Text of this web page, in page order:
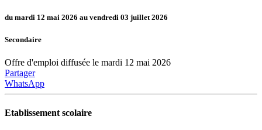
du mardi 12 mai 2026 au vendredi 03 juillet 2026
Secondaire
Offre d'emploi diffusée le mardi 12 mai 2026
Partager
WhatsApp
Etablissement scolaire